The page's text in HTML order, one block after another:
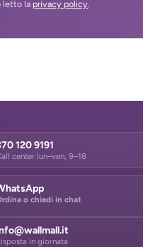
letto la privacy policy
120 9191
center lun–ven, 9–18
o chiedi in chat
in giornata